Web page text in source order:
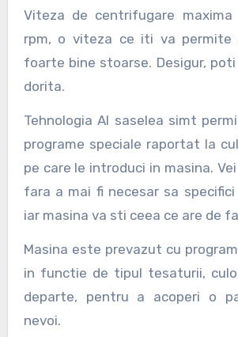
Viteza de centrifugare
rpm, o viteza ce iti va permite
foarte bine stoarse. Desigur,
dorita.
Tehnologia Al saselea simt
programe speciale raportat la
pe care le introduci in masina.
fara a mai fi necesar sa
iar masina va sti ceea ce are de
Masina este prevazut cu
in functie de tipul tesaturii,
departe, pentru a acoperi o
nevoi.